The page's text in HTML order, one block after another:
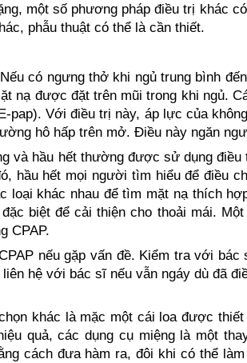
một số phương pháp điều trị khác
phẫu thuật có thể là cần thiết.
có ngưng thở khi ngủ trung bình
nạ được đặt trên mũi trong khi ngủ.
pap). Với điều trị này, áp lực của
hô hấp trên mở. Điều này ngăn
và hầu hết thường được sử dụng
hầu hết mọi người tìm hiểu để điều
loại khác nhau để tìm mặt nạ thích
biệt để cải thiện cho thoải mái.
CPAP.
nếu gặp vấn đề. Kiểm tra với
hệ với bác sĩ nếu vẫn ngáy dù đã
khác là mặc một cái loa được
quả, các dụng cụ miệng là một
cách đưa hàm ra, đôi khi có thể